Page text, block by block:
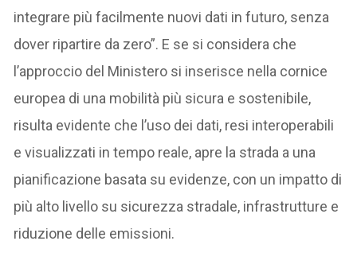
integrare più facilmente nuovi dati in futuro, senza
dover ripartire da zero”. E se si considera che
l’approccio del Ministero si inserisce nella cornice
europea di una mobilità più sicura e sostenibile,
risulta evidente che l’uso dei dati, resi interoperabili
e visualizzati in tempo reale, apre la strada a una
pianificazione basata su evidenze, con un impatto di
più alto livello su sicurezza stradale, infrastrutture e
riduzione delle emissioni.